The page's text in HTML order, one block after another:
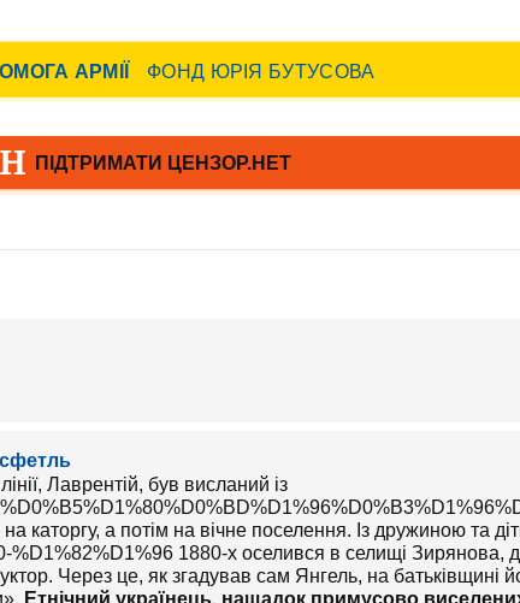
Лаврентій, був висланий із
на каторгу, а потім на вічне поселення. Із дружиною та
%D1%82%D1%96 1880-х оселився в селищі Зирянова,
Через це, як згадував сам Янгель, на батьківщині
Етнічний українець, нащадок примусово